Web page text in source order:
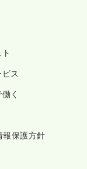
ス
く
報保護方針